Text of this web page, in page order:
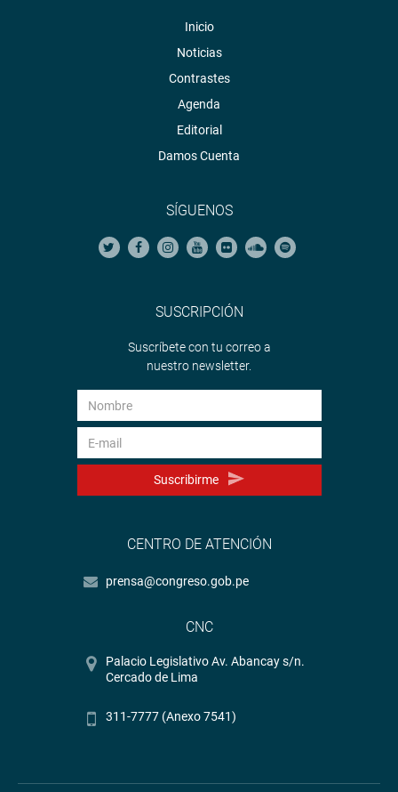
Inicio
Noticias
Contrastes
Agenda
Editorial
Damos Cuenta
SÍGUENOS
SUSCRIPCIÓN
Suscríbete con tu correo a
nuestro newsletter.
Suscribirme
CENTRO DE ATENCIÓN
prensa@congreso.gob.pe
CNC
Palacio Legislativo Av. Abancay s/n.
Cercado de Lima
311-7777 (Anexo 7541)